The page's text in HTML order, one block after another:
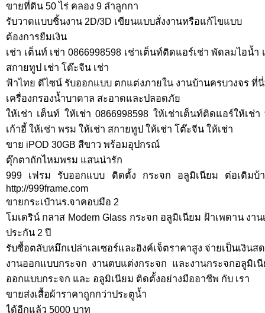
ขายที่ดิน 50 ไร่ คลอง 9 ลำลูกกา
รับวาดแบบชิ้นงาน 2D/3D เขียนแบบสั่งงานหรือแก้ไขแบบ
ต้องการยืมเงิน
เช่า เต็นท์ เช่า 0866998598 เช่าเต็นท์ติดแอร์เช่า พัดลมไอน้ำ
สกายทูป เช่า โต๊ะจีน เช่า
ฟ้าไทย ดีไซน์ รับออกแบบ ตกแต่งภายใน งานบ้านครบวงจร ที่
เครื่องกรองน้ำบาดาล สะอาดและปลอดภัย
ให้เช่า เต็นท์ ให้เช่า 0866998598 ให้เช่าเต็นท์ติดแอร์ให้เช่
เก้าอี้ ให้เช่า พรม ให้เช่า สกายทูป ให้เช่า โต๊ะจีน ให้เช่า
ขาย iPOD 30GB สีขาว พร้อมอุปกรณ์
ตุ๊กตาถักไหมพรม แสนน่ารัก
999 เฟรม รับออกแบบ ติดตั้ง กระจก อลูมิเนียม ต่อเติมบ้า
http://999frame.com
ขายกระเป๋านร.จาคอบมือ 2
โมเดริน์ กลาส Modern Glass กระจก อลูมิเนียม ฝ้าเพดาน ง
ประกัน 2 ปี
รับซื้อตลับหมึกเปล่าเลเซอร์และอิงค์เจ็ตราคาสูง จ่ายเป็นเงิน
งานออกแบบกระจก งานตบแต่งกระจก และงานกระจกอลูมิ
ออกแบบกระจก และ อลูมิเนียม ติดตั้งอย่างมืออาชีพ กับ เรา
ขายส่งเสื้อผ้าราคาถูกกว่าประตูน้ำ
ได้อีกแล้ว 5000 บาท